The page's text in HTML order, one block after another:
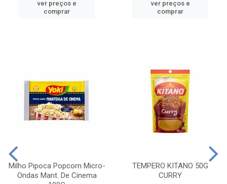
ver preços e
comprar
ver preços e
comprar
Milho Pipoca Popcorn Micro-
Ondas Mant. De Cinema
TEMPERO KITANO 50G
CURRY